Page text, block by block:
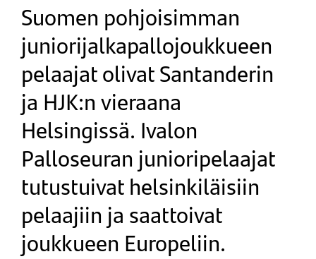
Suomen pohjoisimman
juniorijalkapallojoukkueen
pelaajat olivat Santanderin
ja HJK:n vieraana
Helsingissä. Ivalon
Palloseuran junioripelaajat
tutustuivat helsinkiläisiin
pelaajiin ja saattoivat
joukkueen Europeliin.